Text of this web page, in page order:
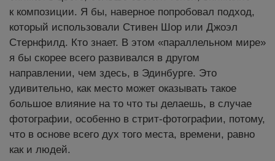
к композиции. Я бы, наверное попробовал подход,
который использовали Стивен Шор или Джоэл
Стернфилд. Кто знает. В этом «параллельном мире»
я бы скорее всего развивался в другом
направлении, чем здесь, в Эдинбурге. Это
удивительно, как место может оказывать такое
большое влияние на то что ты делаешь, в случае
фотографии, особенно в стрит-фотографии, потому,
что в основе всего дух того места, времени, равно
как и людей.